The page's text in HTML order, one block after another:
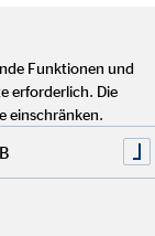
Funktionen und
erforderlich. Die
einschränken.